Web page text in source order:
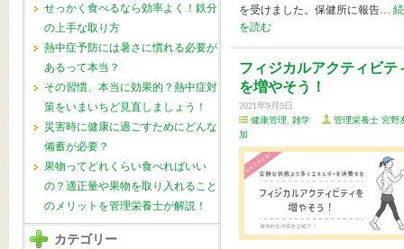
せっかく食べるなら効率よく！鉄分
の上手な取り方
熱中症予防には暑さに慣れる必要が
あるって本当？
その習慣、本当に効果的？熱中症対
策をいまいちど見直しましょう！
災害時に健康に過ごすためにどんな
備蓄が必要？
果物ってどれくらい食べればいい
の？適正量や果物を取り入れること
のメリットを管理栄養士が解説！
カテゴリー
を受けました。保健所に報告…
を読む
フィジカルアクティビテ
を増やそう！
2021年9月9日
健康管理
雑学
管理栄養士 宮野
加